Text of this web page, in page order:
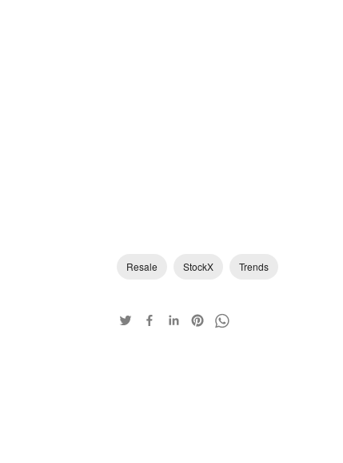
Resale StockX Trends